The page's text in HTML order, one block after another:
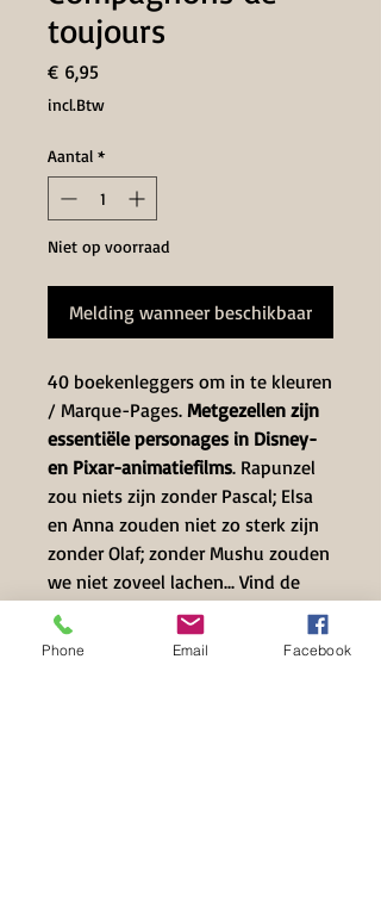
toujours
€ 6,95
incl.Btw
Aantal *
Niet op voorraad
Melding wanneer beschikbaar
40 boekenleggers om in te kleuren
/ Marque-Pages. Metgezellen zijn
essentiële personages in Disney-
en Pixar-animatiefilms. Rapunzel
zou niets zijn zonder Pascal; Elsa
en Anna zouden niet zo sterk zijn
zonder Olaf; zonder Mushu zouden
we niet zoveel lachen... Vind de
meest trouwe metgezellen van de
helden in 40 nieuwe kleurpagina's.
Phone Email Facebook